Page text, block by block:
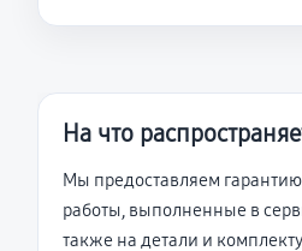
На что
Мы предоставляем
работы, выполненные в
также на детали и